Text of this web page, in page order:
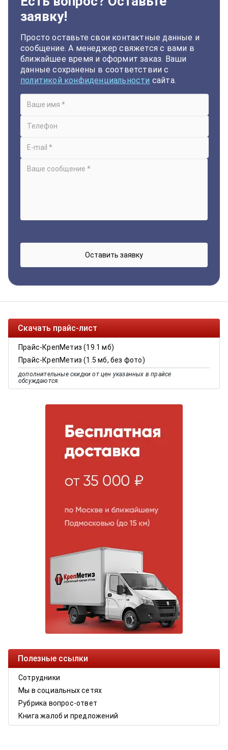
заявку!
Просто оставьте свои контактные данные и
сообщение. А менеджер свяжется с вами в
ближайшее время и оформит заказ. Ваши
данные сохранены в соответствии с
политикой конфиденциальности сайта.
Скачать прайс-лист
Прайс-КрепМетиз (19.1 мб)
Прайс-КрепМетиз (1.5 мб, без фото)
дополнительные скидки от цен указанных в прайсе
обсуждаются.
Полезные ссылки
Сотрудники
Мы в социальных сетях
Рубрика вопрос-ответ
Книга жалоб и предложений